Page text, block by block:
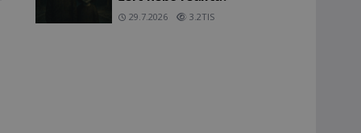
29.7.2026 3.2TIS